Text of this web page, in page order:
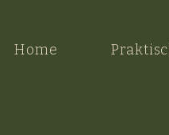
Home